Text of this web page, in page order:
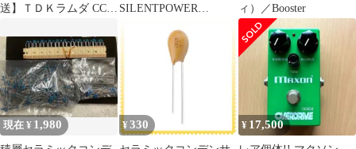
送】ＴＤＫラムダ CC6-
バータ CC－Eシリーズ
CC6 CC60312DFE【沖
縄離島販売不可】
SILENTPOWER
A SLPIDEFENDERAA
未使用 送料無料
ィ）／Booster
現在 ¥ 1,980 ¥ 330 ¥ 17,500